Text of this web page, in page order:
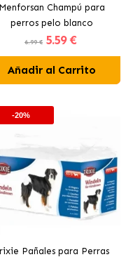
Menforsan Champú para
perros pelo blanco
6.99 € 5.59 €
Añadir al Carrito
-20%
Pañales para Perras